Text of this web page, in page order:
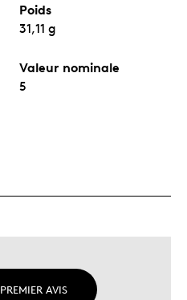
Poids
31,11 g
Valeur nominale
5
AVIS